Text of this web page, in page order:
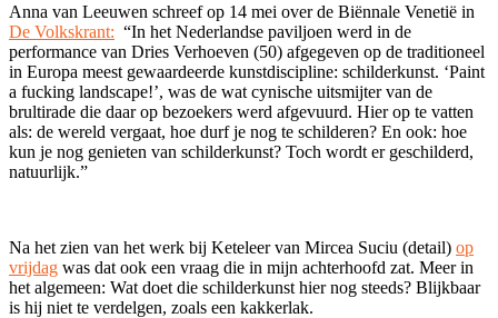
Anna van Leeuwen schreef op 14 mei over de Biënnale Venetië in
De Volkskrant: “In het Nederlandse paviljoen werd in de
performance van Dries Verhoeven (50) afgegeven op de traditioneel
in Europa meest gewaardeerde kunstdiscipline: schilderkunst. ‘Paint
a fucking landscape!’, was de wat cynische uitsmijter van de
brultirade die daar op bezoekers werd afgevuurd. Hier op te vatten
als: de wereld vergaat, hoe durf je nog te schilderen? En ook: hoe
kun je nog genieten van schilderkunst? Toch wordt er geschilderd,
natuurlijk.”
Na het zien van het werk bij Keteleer van Mircea Suciu (detail) op
vrijdag was dat ook een vraag die in mijn achterhoofd zat. Meer in
het algemeen: Wat doet die schilderkunst hier nog steeds? Blijkbaar
is hij niet te verdelgen, zoals een kakkerlak.